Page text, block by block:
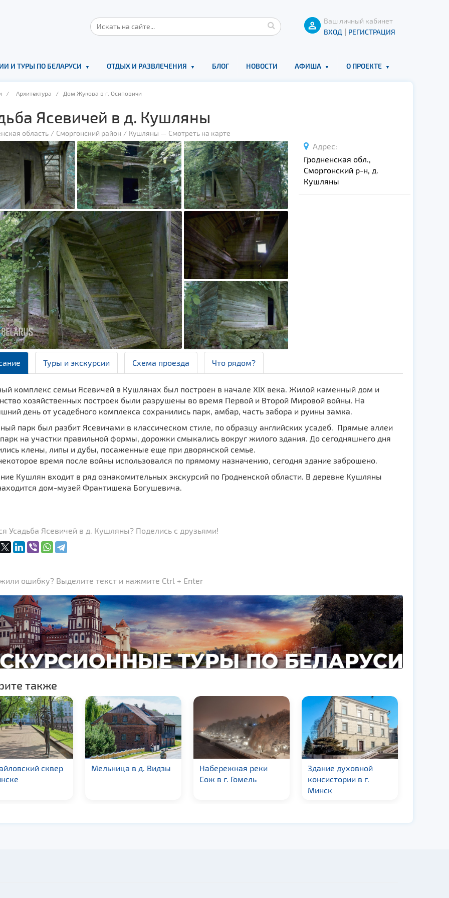
Ваш личный кабинет
ВХОД | РЕГИСТРАЦИЯ
И ТУРЫ ПО БЕЛАРУСИ ОТДЫХ И РАЗВЛЕЧЕНИЯ БЛОГ НОВОСТИ АФИША О ПРОЕКТЕ
/ Архитектура / Дом Жукова в г. Осиповичи
Ясевичей в д. Кушляны
область Сморгонский район Кушляны — Смотреть на карте
Адрес:
Гродненская обл.,
Сморгонский р-н, д.
Кушляны
Туры и экскурсии Схема проезда Что рядом?
комплекс семьи Ясевичей в Кушлянах был построен в начале XIX века. Жилой каменный дом и
хозяйственных построек были разрушены во время Первой и Второй Мировой войны. На
день от усадебного комплекса сохранились парк, амбар, часть забора и руины замка.
парк был разбит Ясевичами в классическом стиле, по образцу английских усадеб. Прямые аллеи
на участки правильной формы, дорожки смыкались вокруг жилого здания. До сегодняшнего дня
клены, липы и дубы, посаженные еще при дворянской семье.
время после войны использовался по прямому назначению, сегодня здание заброшено.
Кушлян входит в ряд ознакомительных экскурсий по Гродненской области. В деревне Кушляны
дом-музей Франтишека Богушевича.
Усадьба Ясевичей в д. Кушляны? Поделись с друзьями!
ошибку? Выделите текст и нажмите Ctrl + Enter
также
сквер
Мельница в д. Видзы
Набережная реки
Сож в г. Гомель
Здание духовной
консистории в г.
Минск